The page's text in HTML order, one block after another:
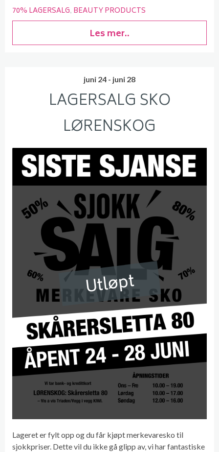
70% LAGERSALG BEAUTY PRODUCTS
Les mer..
juni 24 - juni 28
LAGERSALG SKO
LØRENSKOG
Utløpt
Lageret er fylt opp og du får kjøpt merkevaresko til
sjokkpriser. Dette vil du ikke gå glipp av, vi har fantastiske